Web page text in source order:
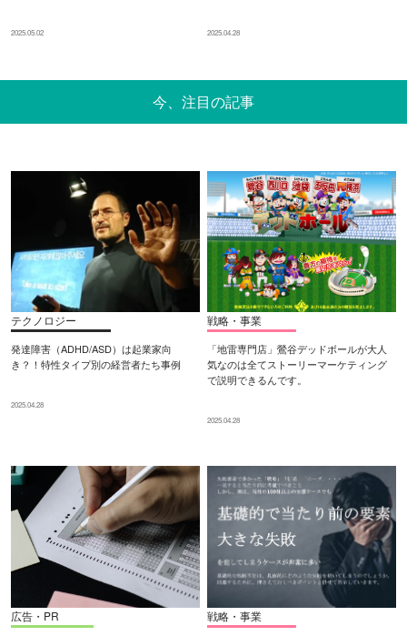
2025.05.02 2025.04.28
今、注目の記事
テクノロジー
発達障害（ADHD/ASD）は起業家向
き？！特性タイプ別の経営者たち事例
2025.04.28
戦略・事業
「地雷専門店」鶯谷デッドボールが大人
気なのは全てストーリーマーケティング
で説明できるんです。
2025.04.28
広告・PR 戦略・事業